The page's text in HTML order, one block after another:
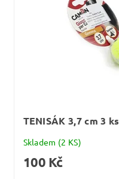
TENISÁK 3,7 cm 3 ks
Skladem (2 KS)
100 Kč